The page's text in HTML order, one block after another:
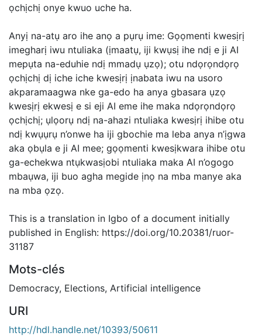
ọchịchị onye kwuo uche ha.
Anyị na-atụ aro ihe anọ a pụrụ ime: Gọọmenti kwesịrị
imegharị iwu ntuliaka (ịmaatụ, iji kwụsị ihe ndị e ji AI
mepụta na-eduhie ndị mmadụ ụzọ); otu ndọrọndọrọ
ọchịchị dị iche iche kwesịrị ịnabata iwu na usoro
akparamaagwa nke ga-edo ha anya gbasara ụzọ
kwesịrị ekwesị e si eji AI eme ihe maka ndọrọndọrọ
ọchịchị; ụlọorụ ndị na-ahazi ntuliaka kwesịrị ihibe otu
ndị kwụụrụ n’onwe ha iji gbochie ma leba anya n’ịgwa
aka ọbụla e ji AI mee; gọọmenti kwesịkwara ihibe otu
ga-echekwa ntụkwasịobi ntuliaka maka AI n’ogogo
mbaụwa, iji buo agha megide ịnọ na mba manye aka
na mba ọzọ.
This is a translation in Igbo of a document initially
published in English: https://doi.org/10.20381/ruor-
31187
Mots-clés
Democracy, Elections, Artificial intelligence
URI
http://hdl.handle.net/10393/50611